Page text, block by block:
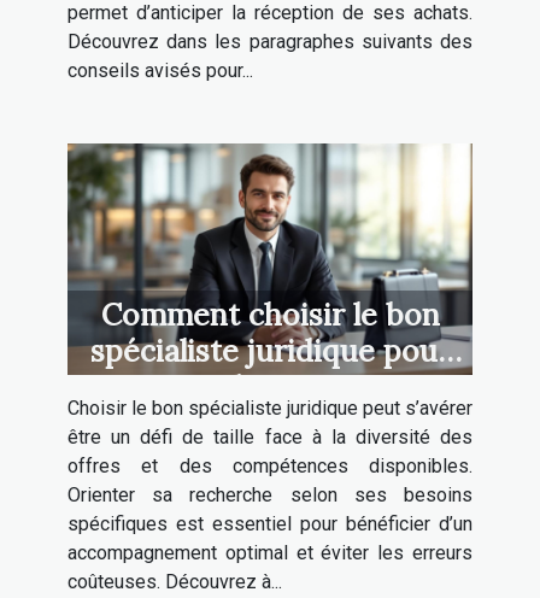
permet d’anticiper la réception de ses achats.
Découvrez dans les paragraphes suivants des
conseils avisés pour...
Comment choisir le bon
spécialiste juridique pour
vos besoins ?
Choisir le bon spécialiste juridique peut s’avérer
être un défi de taille face à la diversité des
offres et des compétences disponibles.
Orienter sa recherche selon ses besoins
spécifiques est essentiel pour bénéficier d’un
accompagnement optimal et éviter les erreurs
coûteuses. Découvrez à...